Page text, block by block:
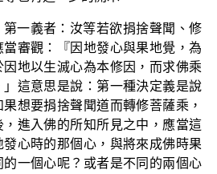
一義者：汝等若欲捐捨聲聞、修
審觀：『因地發心與果地覺，為
地以生滅心為本修因，而求佛乘
這意思是說：第一種決定義是說
想要捐捨聲聞道而轉修菩薩乘，
進入佛的所知所見之中，應當這
心時的那個心，與將來成佛時果
一個心呢？或者是不同的兩個心